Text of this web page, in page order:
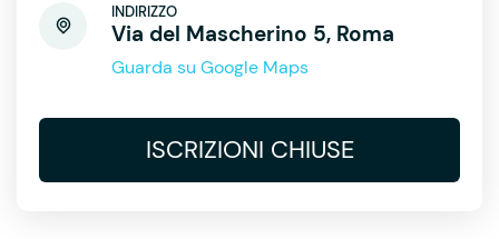
INDIRIZZO
Via del Mascherino 5, Roma
Guarda su Google Maps
ISCRIZIONI CHIUSE